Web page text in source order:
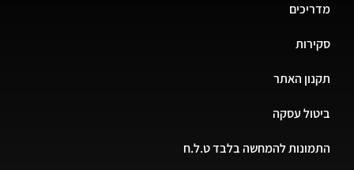
מדריכים
סקירות
תקנון האתר
ביטול עסקה
התמונות להמחשה בלבד ט.ל.ח